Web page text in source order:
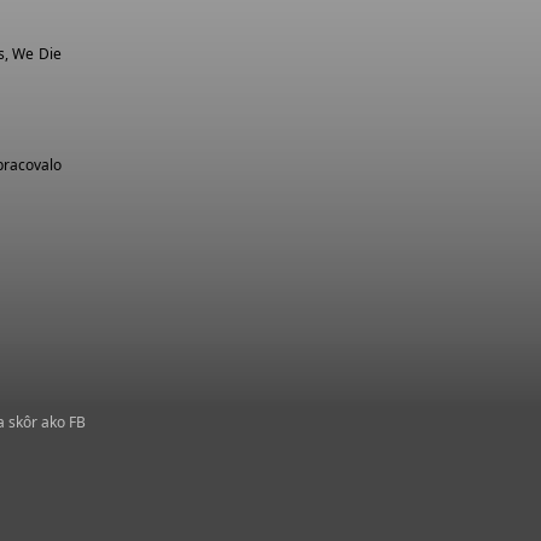
We Die
ako FB